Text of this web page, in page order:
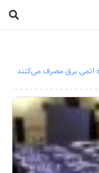
اتمی برق مصرف می‌کنند